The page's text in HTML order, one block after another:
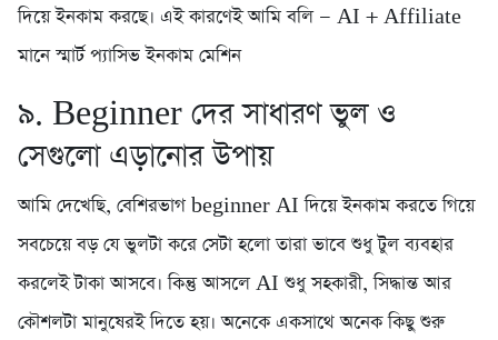
দিয়ে ইনকাম করছে। এই কারণেই আমি বলি — AI + Affiliate
মানে স্মার্ট প্যাসিভ ইনকাম মেশিন
৯. Beginner দের সাধারণ ভুল ও
সেগুলো এড়ানোর উপায়
আমি দেখেছি, বেশিরভাগ beginner AI দিয়ে ইনকাম করতে গিয়ে
সবচেয়ে বড় যে ভুলটা করে সেটা হলো তারা ভাবে শুধু টুল ব্যবহার
করলেই টাকা আসবে। কিন্তু আসলে AI শুধু সহকারী, সিদ্ধান্ত আর
কৌশলটা মানুষেরই দিতে হয়। অনেকে একসাথে অনেক কিছু শুরু